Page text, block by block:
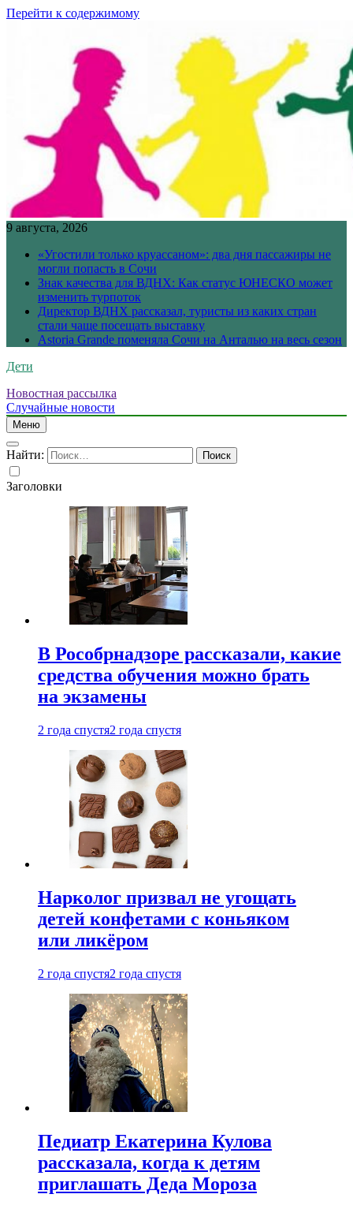
Перейти к содержимому
9 августа, 2026
«Угостили только круассаном»: два дня пассажиры не
могли попасть в Сочи
Знак качества для ВДНХ: Как статус ЮНЕСКО может
изменить турпоток
Директор ВДНХ рассказал, туристы из каких стран
стали чаще посещать выставку
Astoria Grande поменяла Сочи на Анталью на весь сезон
Дети
Новостная рассылка
Случайные новости
Меню
Найти:
Заголовки
В Рособрнадзоре рассказали, какие
средства обучения можно брать
на экзамены
2 года спустя2 года спустя
Нарколог призвал не угощать
детей конфетами с коньяком
или ликёром
2 года спустя2 года спустя
Педиатр Екатерина Кулова
рассказала, когда к детям
приглашать Деда Мороза